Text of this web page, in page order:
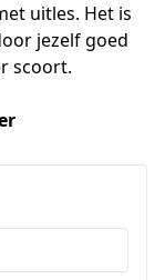
uitles. Het is
jezelf goed
scoort.